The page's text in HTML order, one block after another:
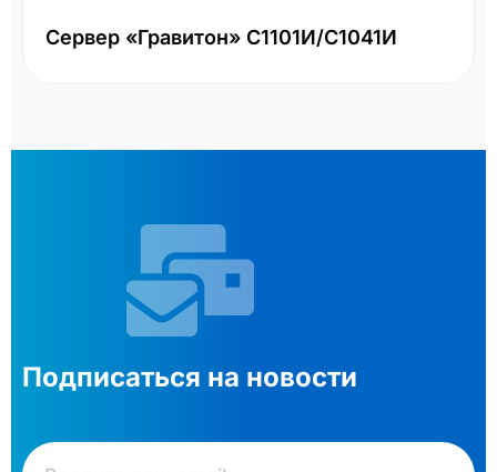
Сервер «Гравитон» С1101И/С1041И
Подписаться на новости